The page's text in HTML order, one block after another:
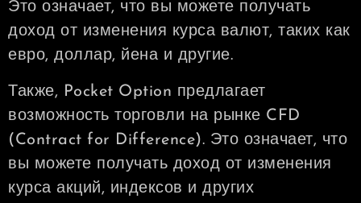
Это означает, что вы можете получать
доход от изменения курса валют, таких как
евро, доллар, йена и другие.
Также, Pocket Option предлагает
возможность торговли на рынке CFD
(Contract for Difference). Это означает, что
вы можете получать доход от изменения
курса акций, индексов и других